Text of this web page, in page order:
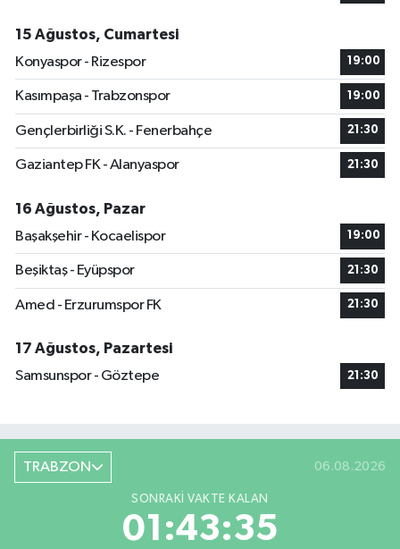
15 Ağustos, Cumartesi
Konyaspor - Rizespor
19:00
Kasımpaşa - Trabzonspor 19:00
Gençlerbirliği S.K. - Fenerbahçe 21:30
Gaziantep FK - Alanyaspor 21:30
16 Ağustos, Pazar
Başakşehir - Kocaelispor
19:00
Beşiktaş - Eyüpspor 21:30
Amed - Erzurumspor FK 21:30
17 Ağustos, Pazartesi
Samsunspor - Göztepe
21:30
TRABZON 06.08.2026
SONRAKI VAKTE KALAN
01:43:34